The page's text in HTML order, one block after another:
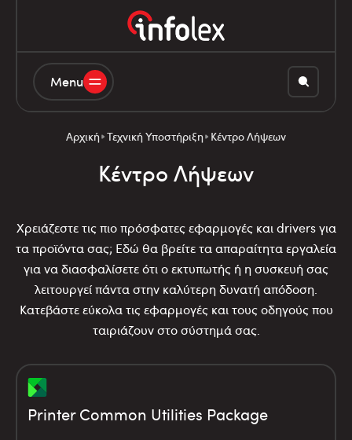
Menu
Αρχική Τεχνική Υποστήριξη Κέντρο Λήψεων
Κέντρο Λήψεων
Χρειάζεστε τις πιο πρόσφατες εφαρμογές και drivers για
τα προϊόντα σας; Εδώ θα βρείτε τα απαραίτητα εργαλεία
για να διασφαλίσετε ότι ο εκτυπωτής ή η συσκευή σας
λειτουργεί πάντα στην καλύτερη δυνατή απόδοση.
Κατεβάστε εύκολα τις εφαρμογές και τους οδηγούς που
ταιριάζουν στο σύστημά σας.
Printer Common Utilities Package